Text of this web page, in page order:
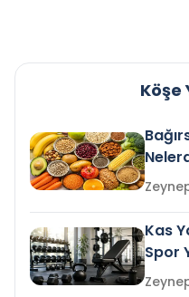
Köşe
Kas
Spor